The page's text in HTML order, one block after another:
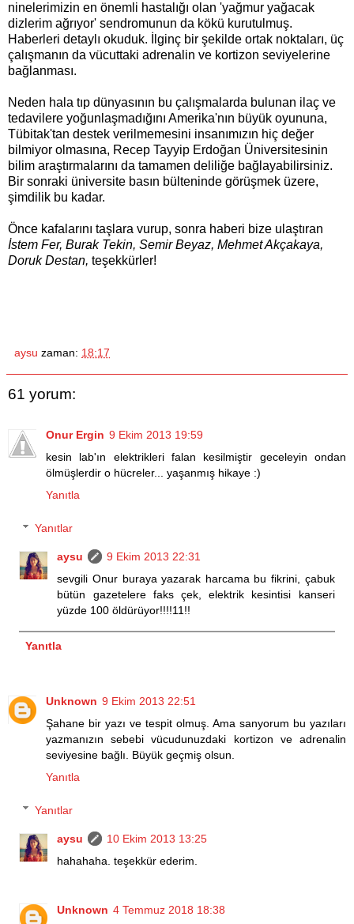
ninelerimizin en önemli hastalığı olan 'yağmur yağacak
dizlerim ağrıyor' sendromunun da kökü kurutulmuş.
Haberleri detaylı okuduk. İlginç bir şekilde ortak noktaları, üç
çalışmanın da vücuttaki adrenalin ve kortizon seviyelerine
bağlanması.
Neden hala tıp dünyasının bu çalışmalarda bulunan ilaç ve
tedavilere yoğunlaşmadığını Amerika'nın büyük oyununa,
Tübitak'tan destek verilmemesini insanımızın hiç değer
bilmiyor olmasına, Recep Tayyip Erdoğan Üniversitesinin
bilim araştırmalarını da tamamen deliliğe bağlayabilirsiniz.
Bir sonraki üniversite basın bülteninde görüşmek üzere,
şimdilik bu kadar.
Önce kafalarını taşlara vurup, sonra haberi bize ulaştıran
İstem Fer, Burak Tekin, Semir Beyaz, Mehmet Akçakaya,
Doruk Destan, teşekkürler!
aysu zaman: 18:17
61 yorum:
Onur Ergin 9 Ekim 2013 19:59
kesin lab'ın elektrikleri falan kesilmiştir geceleyin ondan
ölmüşlerdir o hücreler... yaşanmış hikaye :)
Yanıtla
Yanıtlar
aysu
9 Ekim 2013 22:31
sevgili Onur buraya yazarak harcama bu fikrini, çabuk
bütün gazetelere faks çek, elektrik kesintisi kanseri
yüzde 100 öldürüyor!!!!11!!
Yanıtla
Unknown 9 Ekim 2013 22:51
Şahane bir yazı ve tespit olmuş. Ama sanyorum bu yazıları
yazmanızın sebebi vücudunuzdaki kortizon ve adrenalin
seviyesine bağlı. Büyük geçmiş olsun.
Yanıtla
Yanıtlar
aysu
10 Ekim 2013 13:25
hahahaha. teşekkür ederim.
Unknown 4 Temmuz 2018 18:38